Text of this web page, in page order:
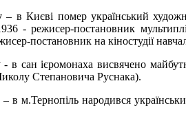
– в Києві помер український
- режисер-постановник
постановник на кіно­студії
- в сан ієромонаха висвячено
Степановича Руснака).
– в м.Тернопіль народився